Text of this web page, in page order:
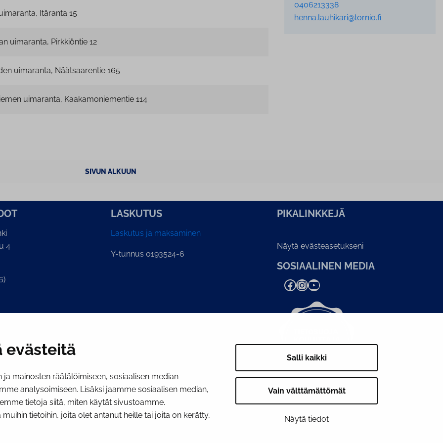
evästeitä
mainosten räätälöimiseen, sosiaalisen median
analysoimiseen. Lisäksi jaamme sosiaalisen median,
tietoja siitä, miten käytät sivustoamme.
tietoihin, joita olet antanut heille tai joita on kerätty,
Salli kaikki
Vain välttämättömät
Näytä tiedot
Itäranta 15
uimaranta, Pirkkiöntie 12
uimaranta, Näätsaarentie 165
uimaranta, Kaakamoniementie 114
0406213338
henna.lauhikari@tornio.fi
SIVUN ALKUUN
4
LASKUTUS
Laskutus ja maksaminen
Y-tunnus 0193524-6
PI­KA­LINK­KE­JÄ
Näytä evästeasetukseni
SOSIAALINEN MEDIA
Facebook InstagramYouTube